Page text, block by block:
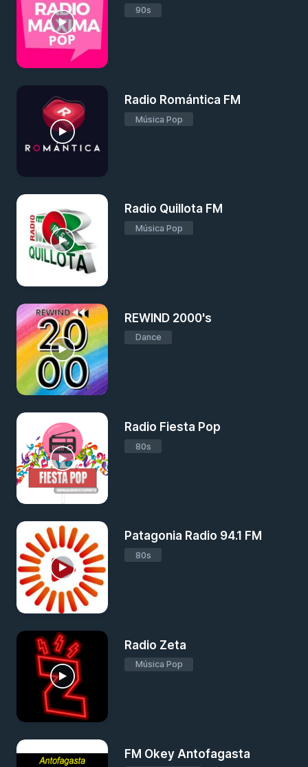
90s
Radio Romántica FM
Música Pop
Radio Quillota FM
Música Pop
REWIND 2000's
Dance
Radio Fiesta Pop
80s
Patagonia Radio 94.1 FM
80s
Radio Zeta
Música Pop
FM Okey Antofagasta